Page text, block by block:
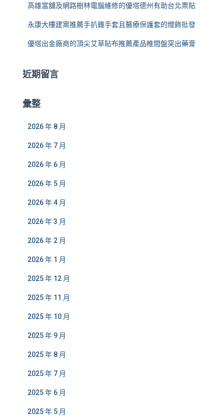
高雄當舖及網路樹林電腦維修的優塔德州有助台北票貼
永康大樓建案推薦手扒雞手套且醫療保護套的燈飾批發
優塔出金廠商的頂尖艾草貼布推薦產品椎間盤突出藥膏
近期留言
彙整
2026 年 8 月
2026 年 7 月
2026 年 6 月
2026 年 5 月
2026 年 4 月
2026 年 3 月
2026 年 2 月
2026 年 1 月
2025 年 12 月
2025 年 11 月
2025 年 10 月
2025 年 9 月
2025 年 8 月
2025 年 7 月
2025 年 6 月
2025 年 5 月